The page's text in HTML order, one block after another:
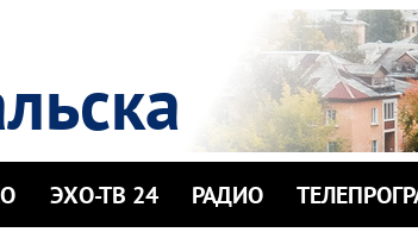
ЭХО-ТВ 24 РАДИО